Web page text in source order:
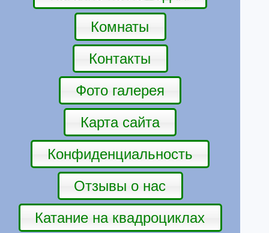
Комнаты
Контакты
Фото галерея
Карта сайта
Конфиденциальность
Отзывы о нас
Катание на квадроциклах